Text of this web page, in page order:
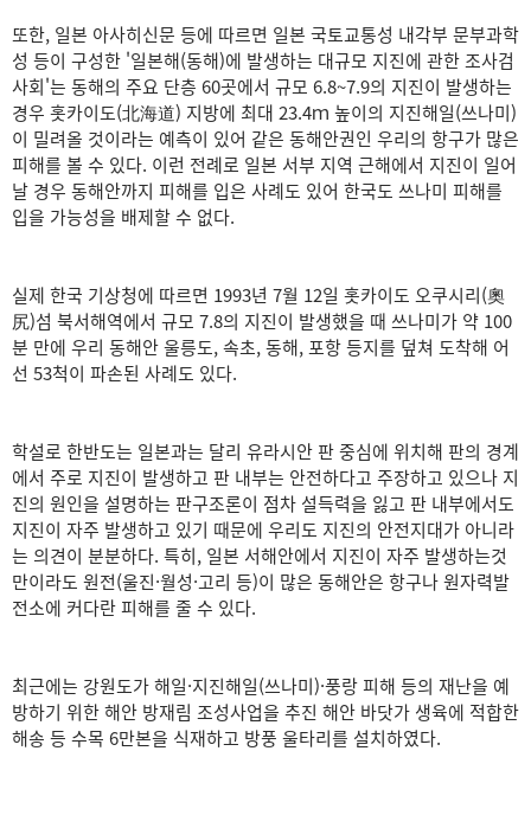
또한, 일본 아사히신문 등에 따르면 일본 국토교통성 내각부 문부과학
성 등이 구성한 '일본해(동해)에 발생하는 대규모 지진에 관한 조사검
사회'는 동해의 주요 단층 60곳에서 규모 6.8~7.9의 지진이 발생하는
경우 홋카이도(北海道) 지방에 최대 23.4ｍ 높이의 지진해일(쓰나미)
이 밀려올 것이라는 예측이 있어 같은 동해안권인 우리의 항구가 많은
피해를 볼 수 있다. 이런 전례로 일본 서부 지역 근해에서 지진이 일어
날 경우 동해안까지 피해를 입은 사례도 있어 한국도 쓰나미 피해를
입을 가능성을 배제할 수 없다.
실제 한국 기상청에 따르면 1993년 7월 12일 홋카이도 오쿠시리(奧
尻)섬 북서해역에서 규모 7.8의 지진이 발생했을 때 쓰나미가 약 100
분 만에 우리 동해안 울릉도, 속초, 동해, 포항 등지를 덮쳐 도착해 어
선 53척이 파손된 사례도 있다.
학설로 한반도는 일본과는 달리 유라시안 판 중심에 위치해 판의 경계
에서 주로 지진이 발생하고 판 내부는 안전하다고 주장하고 있으나 지
진의 원인을 설명하는 판구조론이 점차 설득력을 잃고 판 내부에서도
지진이 자주 발생하고 있기 때문에 우리도 지진의 안전지대가 아니라
는 의견이 분분하다. 특히, 일본 서해안에서 지진이 자주 발생하는것
만이라도 원전(울진·월성·고리 등)이 많은 동해안은 항구나 원자력발
전소에 커다란 피해를 줄 수 있다.
최근에는 강원도가 해일·지진해일(쓰나미)·풍랑 피해 등의 재난을 예
방하기 위한 해안 방재림 조성사업을 추진 해안 바닷가 생육에 적합한
해송 등 수목 6만본을 식재하고 방풍 울타리를 설치하였다.